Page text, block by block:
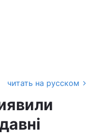
читать на русском